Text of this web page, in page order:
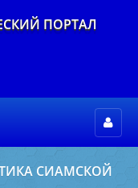
ПОРТАЛ
СИАМСКОЙ